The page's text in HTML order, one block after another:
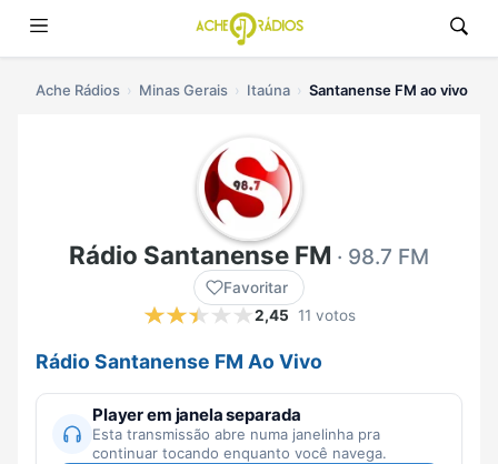
Ache Rádios Minas Gerais Itaúna Santanense FM ao vivo
Rádio Santanense FM · 98.7 FM
Favoritar
2,45
11 votos
Rádio Santanense FM Ao Vivo
Player em janela separada
Esta transmissão abre numa janelinha pra
continuar tocando enquanto você navega.